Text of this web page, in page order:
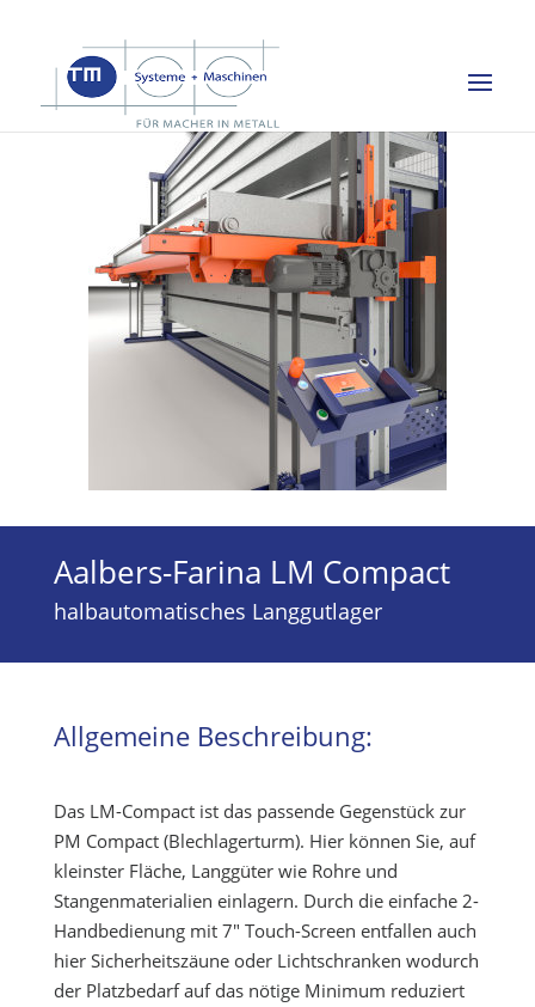
Aalbers-Farina LM Compact
halbautomatisches Langgutlager
Allgemeine Beschreibung:
Das LM-Compact ist das passende Gegenstück zur
PM Compact (Blechlagerturm). Hier können Sie, auf
kleinster Fläche, Langgüter wie Rohre und
Stangenmaterialien einlagern. Durch die einfache 2-
Handbedienung mit 7″ Touch-Screen entfallen auch
hier Sicherheitszäune oder Lichtschranken wodurch
der Platzbedarf auf das nötige Minimum reduziert